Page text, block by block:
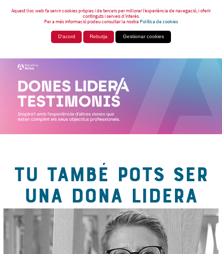
Aquest lloc web fa servir cookies pròpies i de tercers per millorar l’experiència de navegació, i oferir
continguts i serveis d’interès.
Per a més informació podeu consultar la nostraPolítica de cookies
D'acord Rebutja Gestionar cookies
TU TAMBÉ POTS SER
UNA DONA LIDERA